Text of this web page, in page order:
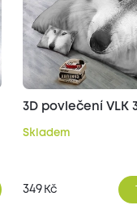
3D povlečení VLK
Skladem
349 Kč